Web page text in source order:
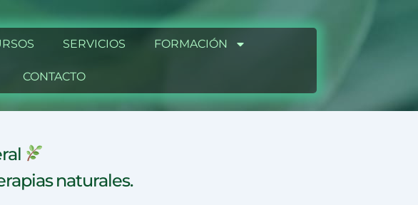
SERVICIOS FORMACIÓN
CONTACTO
naturales.